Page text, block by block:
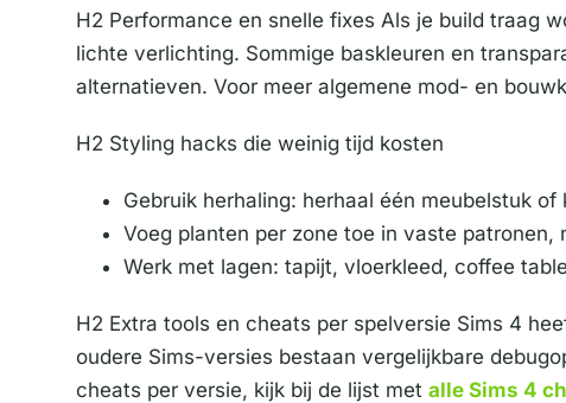
H2 Performance en snelle fixes Als je build traag
lichte verlichting. Sommige baskleuren en
alternatieven. Voor meer algemene mod- en
H2 Styling hacks die weinig tijd kosten
Gebruik herhaling: herhaal één meubelstuk
Voeg planten per zone toe in vaste
Werk met lagen: tapijt, vloerkleed, coffee
H2 Extra tools en cheats per spelversie Sims 4
oudere Sims-versies bestaan vergelijkbare
cheats per versie, kijk bij de lijst met alle Sims 4